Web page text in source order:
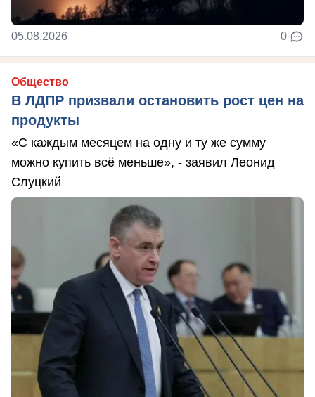
05.08.2026 0
Общество
В ЛДПР призвали остановить рост цен на
продукты
«С каждым месяцем на одну и ту же сумму
можно купить всё меньше», - заявил Леонид
Слуцкий